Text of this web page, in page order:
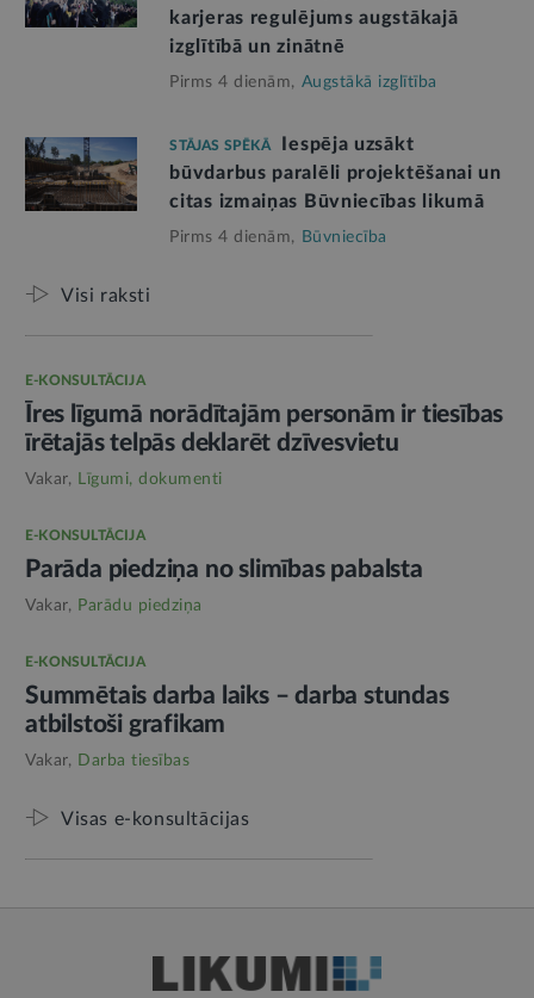
karjeras regulējums augstākajā
izglītībā un zinātnē
Pirms 4 dienām, Augstākā izglītība
STĀJAS SPĒKĀ
Iespēja uzsākt
būvdarbus paralēli projektēšanai un
citas izmaiņas Būvniecības likumā
Pirms 4 dienām, Būvniecība
Visi raksti
E-KONSULTĀCIJA
Īres līgumā norādītajām personām ir tiesības
īrētajās telpās deklarēt dzīvesvietu
Vakar, Līgumi, dokumenti
E-KONSULTĀCIJA
Parāda piedziņa no slimības pabalsta
Vakar, Parādu piedziņa
E-KONSULTĀCIJA
Summētais darba laiks – darba stundas
atbilstoši grafikam
Vakar, Darba tiesības
Visas e-konsultācijas